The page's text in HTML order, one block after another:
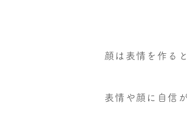
顔は表情を作る
表情や顔に自信